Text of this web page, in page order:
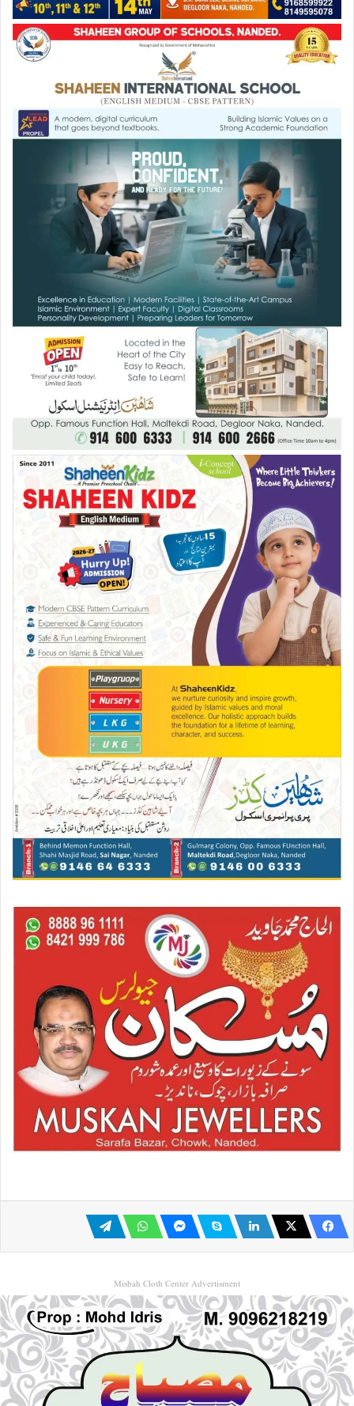
Misbah Cloth Center Advertisment